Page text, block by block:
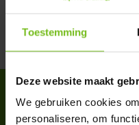
Toestemming
Deze website maakt
We gebruiken cookies
personaliseren, om
Complete your